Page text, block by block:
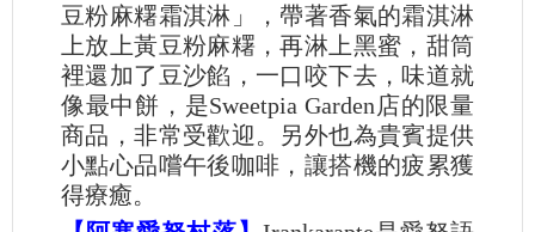
豆粉麻糬霜淇淋」，帶著香氣的霜淇淋
上放上黃豆粉麻糬，再淋上黑蜜，甜筒
裡還加了豆沙餡，一口咬下去，味道就
像最中餅，是Sweetpia Garden店的限量
商品，非常受歡迎。另外也為貴賓提供
小點心品嚐午後咖啡，讓搭機的疲累獲
得療癒。